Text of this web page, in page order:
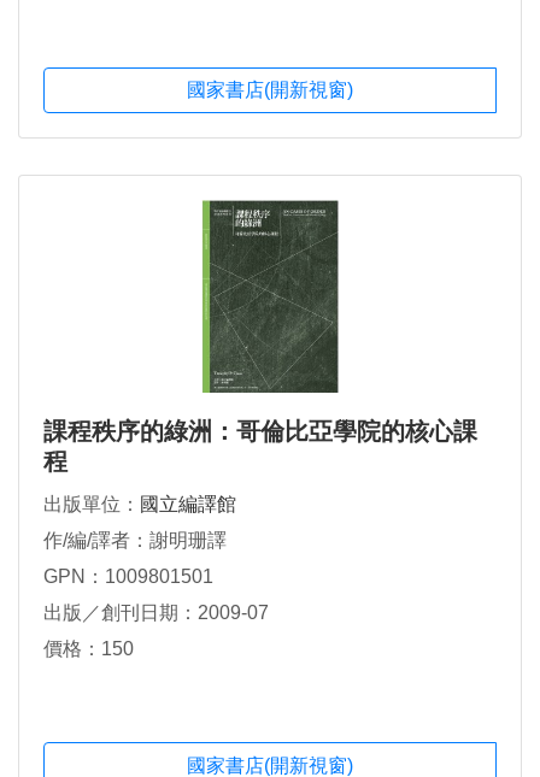
國家書店(開新視窗)
課程秩序的綠洲：哥倫比亞學院的核心課
程
出版單位： 國立編譯館
作/編/譯者：謝明珊譯
GPN：1009801501
出版／創刊日期：2009-07
價格：150
國家書店(開新視窗)